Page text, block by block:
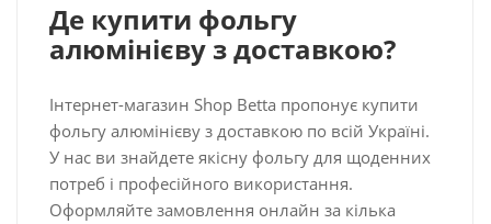
Де купити фольгу
алюмінієву з доставкою?
Інтернет-магазин Shop Betta пропонує купити
фольгу алюмінієву з доставкою по всій Україні.
У нас ви знайдете якісну фольгу для щоденних
потреб і професійного використання.
Оформляйте замовлення онлайн за кілька